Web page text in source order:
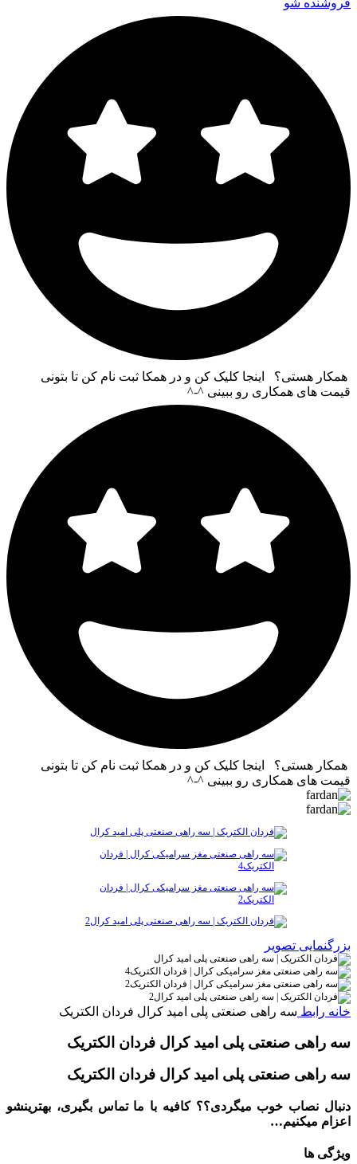
فروشنده شو
همکار هستی؟ اینجا کلیک کن و در همکا ثبت نام کن تا بتونی
قیمت های همکاری رو ببینی ^-^
همکار هستی؟ اینجا کلیک کن و در همکا ثبت نام کن تا بتونی
قیمت های همکاری رو ببینی ^-^
بزرگنمایی تصویر
خانه رابط سه راهی صنعتی پلی امید کرال فردان الکتریک
سه راهی صنعتی پلی امید کرال فردان الکتریک
سه راهی صنعتی پلی امید کرال فردان الکتریک
دنبال نصاب خوب میگردی؟؟ کافیه با ما تماس بگیری، بهترینشو
اعزام میکنیم…
ویژگی ها